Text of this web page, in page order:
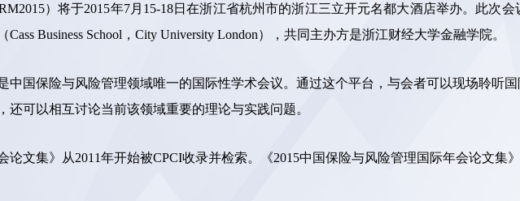
）将于2015年7月15-18日在浙江省杭州市的浙江三立开元名都大酒店举办。此次
Business School，City University London），共同主办方是浙江财经大学金融学院。
中国保险与风险管理领域唯一的国际性学术会议。通过这个平台，与会者可以现场聆听
可以相互讨论当前该领域重要的理论与实践问题。
论文集》从2011年开始被CPCI收录并检索。《2015中国保险与风险管理国际年会论文集